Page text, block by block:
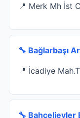
📍 Merk Mh İst
🔧 Bağlarbaşı
📍 İcadiye
🔧 Bahçelievler